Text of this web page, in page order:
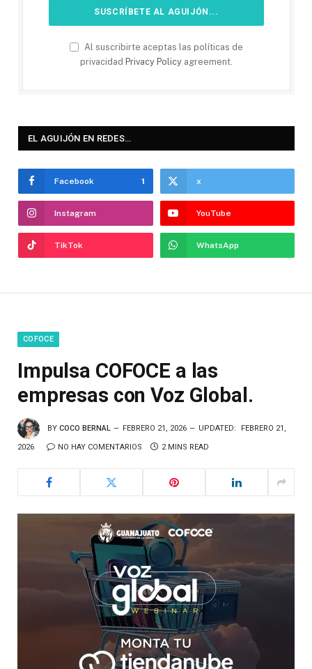
Al suscribirte aceptas las políticas de
privacidad Privacy Policy agreement.
EL AGUIJÓN EN REDES…
Facebook 1 x
Instagram YouTube
TikTok WhatsApp
COFOCE
Impulsa COFOCE a las
empresas con Voz Global.
BY COCO BERNAL FEBRERO 21, 2026 UPDATED: FEBRERO 21,
2026 NO HAY COMENTARIOS 2 MINS READ